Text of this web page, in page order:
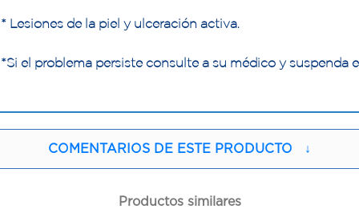
* Lesiones de la piel y ulceración activa.
*Si el problema persiste consulte a su médico y suspenda
COMENTARIOS DE ESTE PRODUCTO ↓
Productos similares